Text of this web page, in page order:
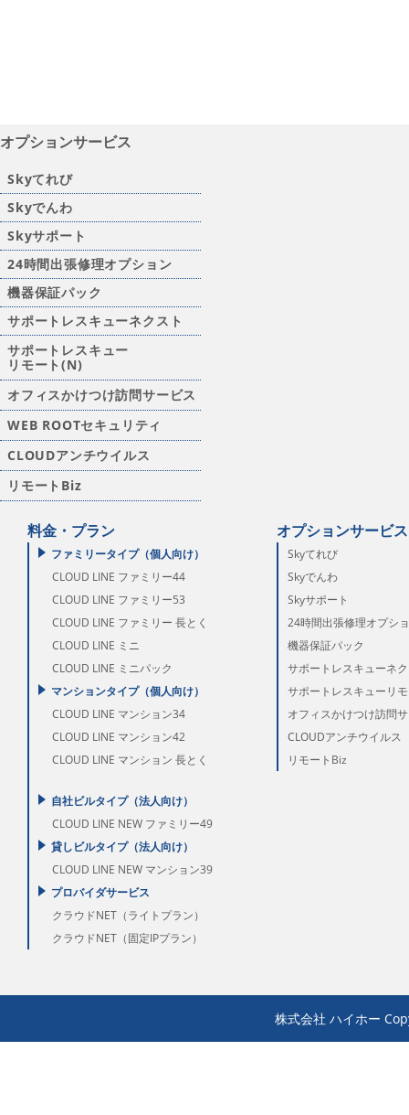
オプションサービス
Skyてれび
Skyでんわ
Skyサポート
24時間出張修理オプション
機器保証パック
サポートレスキューネクスト
サポートレスキュー
リモート(N)
オフィスかけつけ訪問サービス
WEB ROOTセキュリティ
CLOUDアンチウイルス
リモートBiz
料金・プラン
ファミリータイプ（個人向け）
CLOUD LINE ファミリー44
CLOUD LINE ファミリー53
CLOUD LINE ファミリー 長とく
CLOUD LINE ミニ
CLOUD LINE ミニパック
マンションタイプ（個人向け）
CLOUD LINE マンション34
CLOUD LINE マンション42
CLOUD LINE マンション 長とく
自社ビルタイプ（法人向け）
CLOUD LINE NEW ファミリー49
貸しビルタイプ（法人向け）
CLOUD LINE NEW マンション39
プロバイダサービス
クラウドNET（ライトプラン）
クラウドNET（固定IPプラン）
オプションサービス
Skyてれび
Skyでんわ
Skyサポート
24時間出張修理オプシ
機器保証パック
サポートレスキューネ
サポートレスキューリ
オフィスかけつけ訪問
CLOUDアンチウイルス
リモートBiz
株式会社 ハイホー